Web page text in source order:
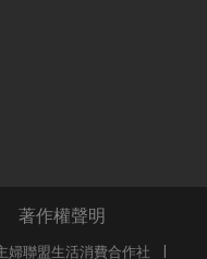
著作權聲明
婦聯盟生活消費合作社 |